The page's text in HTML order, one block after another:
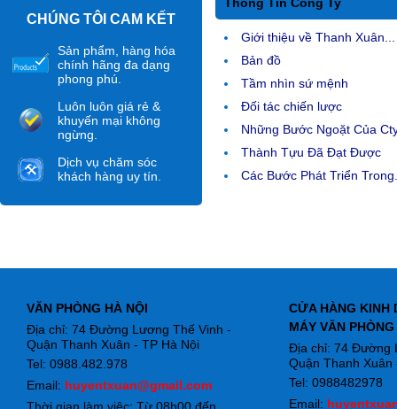
CHÚNG TÔI CAM KẾT
Sản phẩm, hàng hóa
chính hãng đa dạng
phong phú.
Luôn luôn giá rẻ &
khuyến mại không
ngừng.
Dịch vụ chăm sóc
khách hàng uy tín.
Giới thiệu về Thanh Xuân...
Bản đồ
Tầm nhìn sứ mệnh
Đối tác chiến lược
Những Bước Ngoặt Của
Thành Tựu Đã Đạt Được
Các Bước Phát Triển
VĂN PHÒNG HÀ NỘI
Địa chỉ: 74 Đường Lương Thế Vinh -
Quận Thanh Xuân - TP Hà Nội
Tel: 0988.482.978
Email: huyentxuan@gmail.com
CỬA HÀNG KINH
MÁY VĂN PHÒNG
Địa chỉ: 74 Đường
Quận Thanh Xuân
Tel: 0988482978
Email: